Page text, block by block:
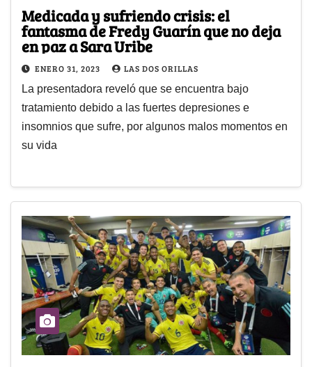
Medicada y sufriendo crisis: el
fantasma de Fredy Guarín que no deja
en paz a Sara Uribe
ENERO 31, 2023 LAS DOS ORILLAS
La presentadora reveló que se encuentra bajo
tratamiento debido a las fuertes depresiones e
insomnios que sufre, por algunos malos momentos en
su vida